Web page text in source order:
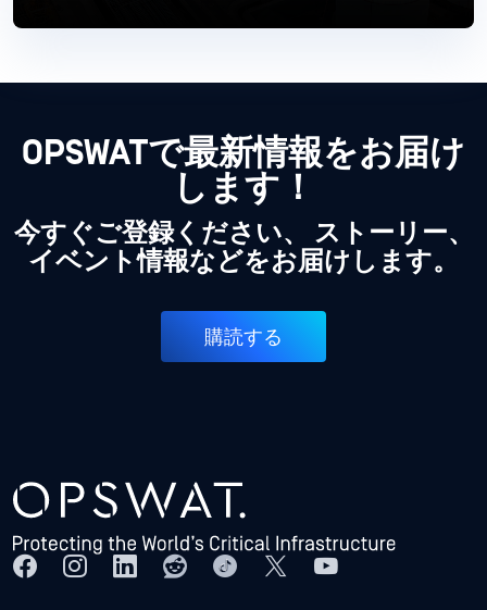
続きを読む
OPSWATで最新情報をお届け
します！
今すぐご登録ください、 ストーリー、
イベント情報などをお届けします。
購読する